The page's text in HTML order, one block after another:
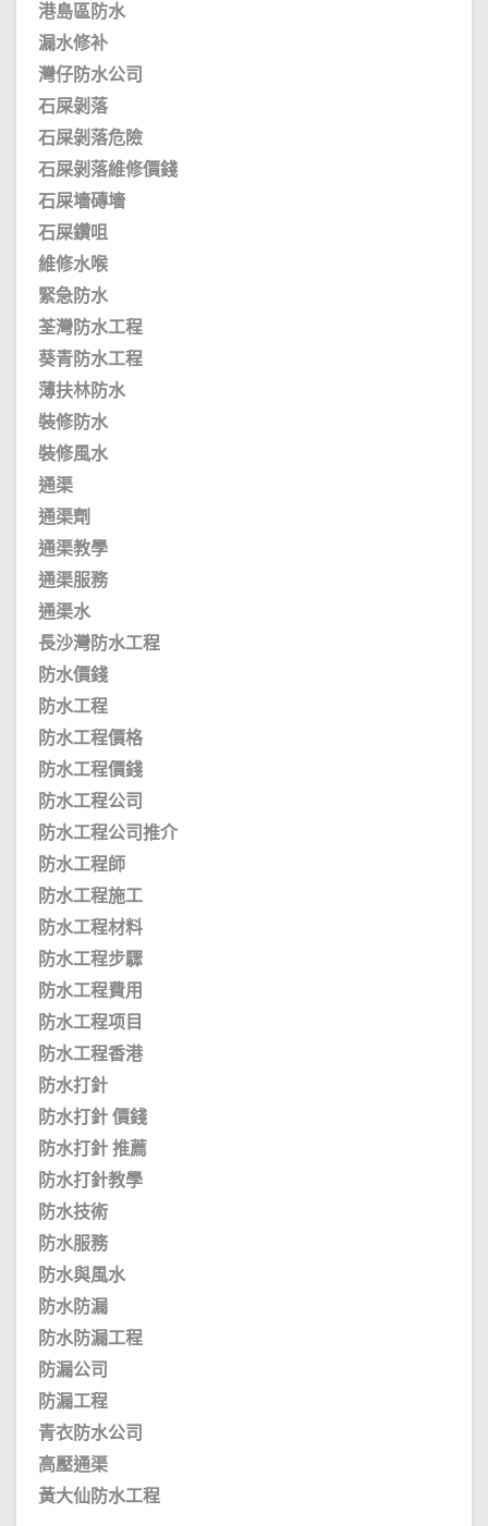
港島區防水
漏水修补
灣仔防水公司
石屎剝落
石屎剝落危險
石屎剝落維修價錢
石屎墻磚墻
石屎鑽咀
維修水喉
緊急防水
荃灣防水工程
葵青防水工程
薄扶林防水
裝修防水
裝修風水
通渠
通渠劑
通渠教學
通渠服務
通渠水
長沙灣防水工程
防水價錢
防水工程
防水工程價格
防水工程價錢
防水工程公司
防水工程公司推介
防水工程師
防水工程施工
防水工程材料
防水工程步驟
防水工程費用
防水工程项目
防水工程香港
防水打針
防水打針 價錢
防水打針 推薦
防水打針教學
防水技術
防水服務
防水與風水
防水防漏
防水防漏工程
防漏公司
防漏工程
青衣防水公司
高壓通渠
黃大仙防水工程